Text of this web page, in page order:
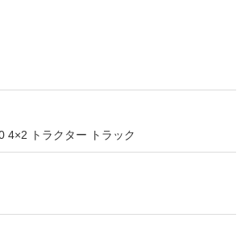
4×2 トラクター トラック